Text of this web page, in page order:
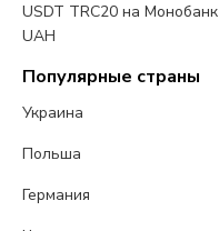
USDT TRC20 на Монобанк
UAH
Популярные страны
Украина
Польша
Германия